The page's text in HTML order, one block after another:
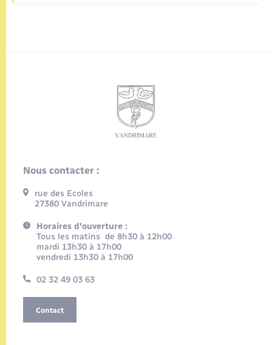
Nous contacter :
rue des Ecoles
27380 Vandrimare
Horaires d'ouverture :
Tous les matins de 8h30 à 12h00
mardi 13h30 à 17h00
vendredi 13h30 à 17h00
02 32 49 03 63
Contact